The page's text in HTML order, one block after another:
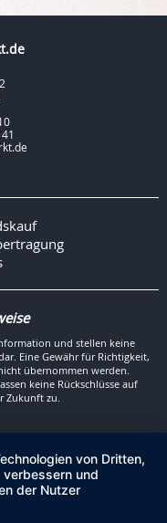
und stellen keine
Eine Gewähr für Richtigkeit,
übernommen werden.
keine Rückschlüsse auf
Zukunft zu.
von Dritten,
und
der Nutzer